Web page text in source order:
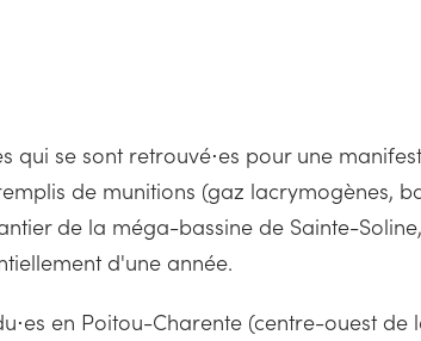
se sont retrouvé⋅es pour une
de munitions (gaz lacrymogènes,
de la méga-bassine de Sainte-
d'une année.
en Poitou-Charente (centre-ouest de